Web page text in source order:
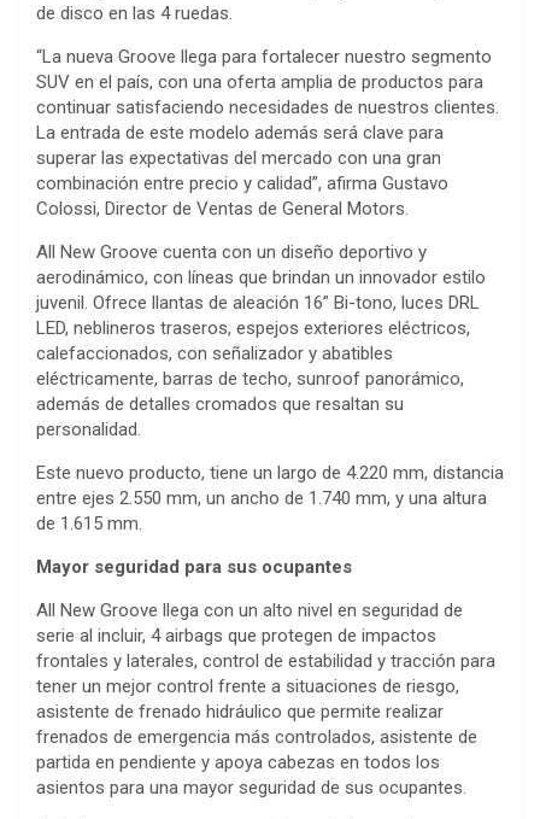
de disco en las 4 ruedas.
“La nueva Groove llega para fortalecer nuestro segmento
SUV en el país, con una oferta amplia de productos para
continuar satisfaciendo necesidades de nuestros clientes.
La entrada de este modelo además será clave para
superar las expectativas del mercado con una gran
combinación entre precio y calidad”, afirma Gustavo
Colossi, Director de Ventas de General Motors.
All New Groove cuenta con un diseño deportivo y
aerodinámico, con líneas que brindan un innovador estilo
juvenil. Ofrece llantas de aleación 16” Bi-tono, luces DRL
LED, neblineros traseros, espejos exteriores eléctricos,
calefaccionados, con señalizador y abatibles
eléctricamente, barras de techo, sunroof panorámico,
además de detalles cromados que resaltan su
personalidad.
Este nuevo producto, tiene un largo de 4.220 mm, distancia
entre ejes 2.550 mm, un ancho de 1.740 mm, y una altura
de 1.615 mm.
Mayor seguridad para sus ocupantes
All New Groove llega con un alto nivel en seguridad de
serie al incluir, 4 airbags que protegen de impactos
frontales y laterales, control de estabilidad y tracción para
tener un mejor control frente a situaciones de riesgo,
asistente de frenado hidráulico que permite realizar
frenados de emergencia más controlados, asistente de
partida en pendiente y apoya cabezas en todos los
asientos para una mayor seguridad de sus ocupantes.